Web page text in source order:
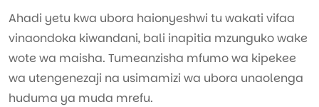
Ahadi yetu kwa ubora haionyeshwi tu wakati vifaa
vinaondoka kiwandani, bali inapitia mzunguko wake
wote wa maisha. Tumeanzisha mfumo wa kipekee
wa utengenezaji na usimamizi wa ubora unaolenga
huduma ya muda mrefu.